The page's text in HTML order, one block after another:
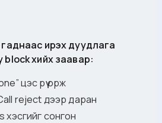
ирэх дуудлага
block хийх заавар:
цэс рүү орж
reject дээр даран
хэсгийг сонгон